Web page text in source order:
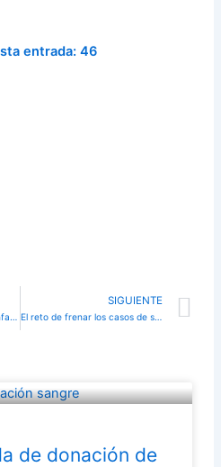
entrada: 46
Cómo se ve el maltrato en infancia y adolescencia desde la salud mental
SIGUIENTE
El reto de frenar los casos de salud mental en nuestros jóvenes
de donación de